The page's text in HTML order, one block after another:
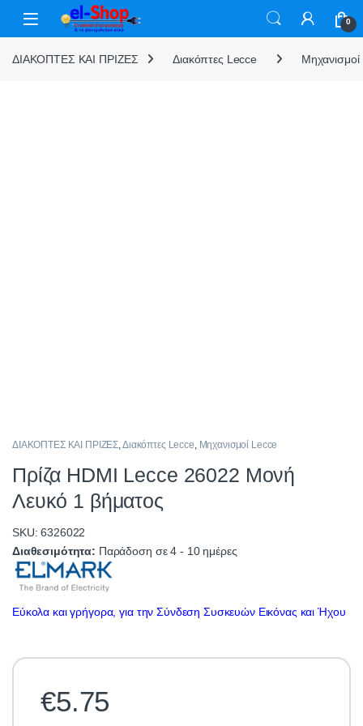
Skip to navigation
Skip to content
0
ΔΙΑΚΟΠΤΕΣ ΚΑΙ ΠΡΙΖΕΣ Διακόπτες Lecce
ΔΙΑΚΟΠΤΕΣ ΚΑΙ ΠΡΙΖΕΣ Διακόπτες Lecce Μηχανισμοί Lecce
Πρίζα HDMI Lecce 26022 Μονή
Λευκό 1 βήματος
SKU: 6326022
Διαθεσιμότητα: Παράδοση σε 4 - 10 ημέρες
Εύκολα και γρήγορα, για την Σύνδεση Συσκευών Εικόνας και Ήχου
€5.75